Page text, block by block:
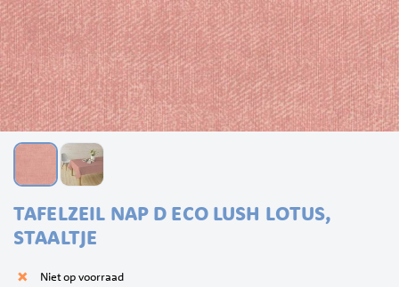
naar
het
begin
TAFELZEIL NAP D ECO LUSH LOTUS,
STAALTJE
Niet op voorraad